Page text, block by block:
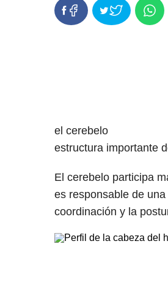
el cerebelo
estructura importante
El cerebelo participa
es responsable de
coordinación y la